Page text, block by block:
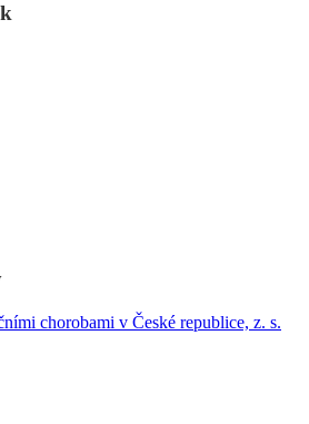
chorobami v České republice, z. s.